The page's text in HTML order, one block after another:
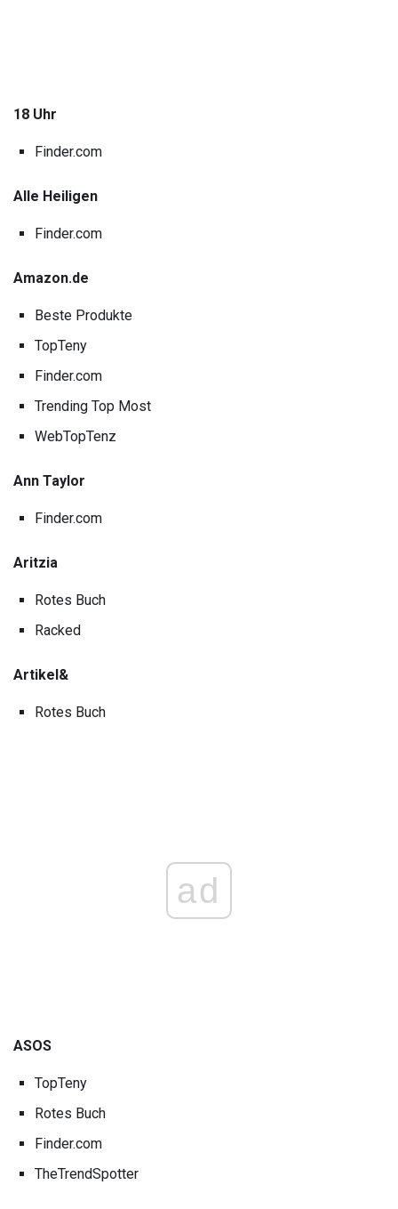
18 Uhr
Finder.com
Alle Heiligen
Finder.com
Amazon.de
Beste Produkte
TopTeny
Finder.com
Trending Top Most
WebTopTenz
Ann Taylor
Finder.com
Aritzia
Rotes Buch
Racked
Artikel&
Rotes Buch
ad
ASOS
TopTeny
Rotes Buch
Finder.com
TheTrendSpotter